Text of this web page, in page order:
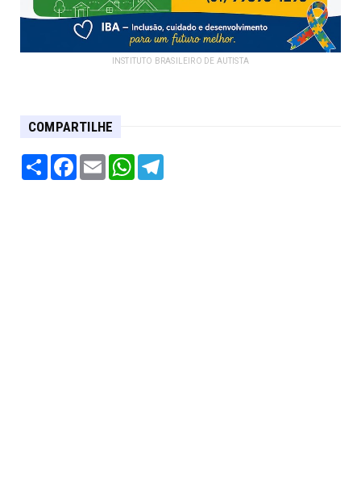
INSTITUTO BRASILEIRO DE AUTISTA
COMPARTILHE
Share Facebook
Email WhatsApp